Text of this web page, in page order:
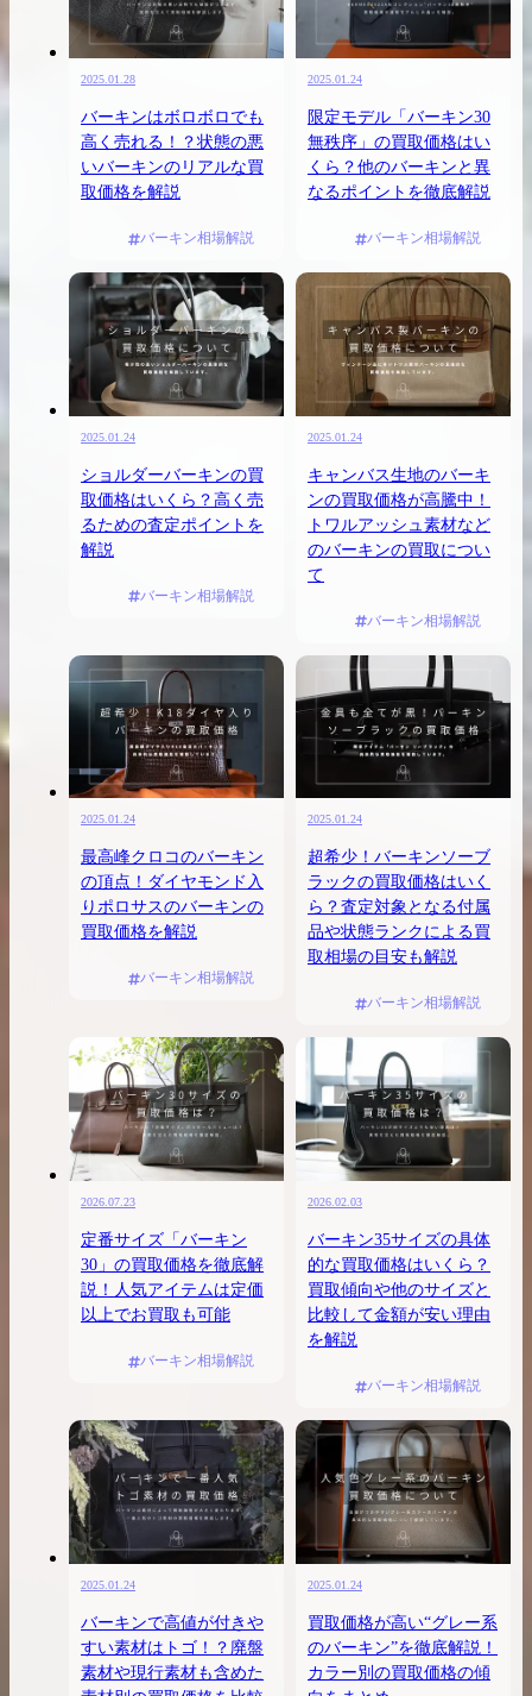
希少なリザード素材のバーキンの買取価格や
高く売るためのポイントを徹底解説
バーキン相場解説
2025.05.16
ケリーアドの買取
取相場や高く売れ
ケリー相場解
コラムをさらにみる
2025.01.28
バーキンはボロボロでも
高く売れる！？状態の悪
いバーキンのリアルな買
取価格を解説
バーキン相場解説
2025.01.24
限定モデル「バーキン30
無秩序」の買取価格はい
くら？他のバーキンと異
なるポイントを徹底解説
バーキン相場解説
2025.01.24
ショルダーバーキンの買
取価格はいくら？高く売
るための査定ポイントを
解説
バーキン相場解説
2025.01.24
キャンバス生地のバーキ
ンの買取価格が高騰中！
トワルアッシュ素材など
のバーキンの買取につい
て
バーキン相場解説
2025.01.24
最高峰クロコのバーキン
の頂点！ダイヤモンド入
りポロサスのバーキンの
買取価格を解説
バーキン相場解説
2025.01.24
超希少！バーキンソーブ
ラックの買取価格はいく
ら？査定対象となる付属
品や状態ランクによる買
取相場の目安も解説
バーキン相場解説
2026.07.23
定番サイズ「バーキン
30」の買取価格を徹底解
説！人気アイテムは定価
以上でお買取も可能
バーキン相場解説
2026.02.03
バーキン35サイズの具体
的な買取価格はいくら？
買取傾向や他のサイズと
比較して金額が安い理由
を解説
バーキン相場解説
2025.01.24
バーキンで高値が付きや
すい素材はトゴ！？廃盤
素材や現行素材も含めた
2025.01.24
買取価格が高い“グレー系
のバーキン”を徹底解説！
カラー別の買取価格の傾